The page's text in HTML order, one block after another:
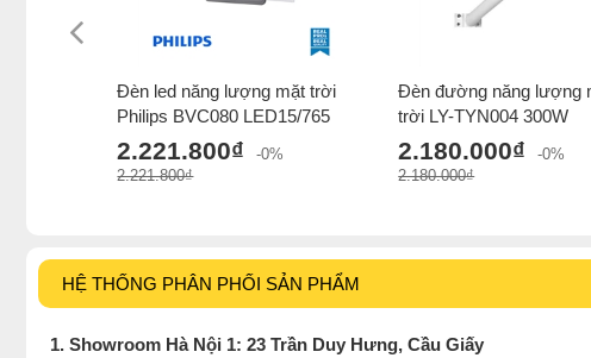
Đèn led năng lượng mặt trời
Philips BVC080 LED15/765
2.221.800₫
-0%
2.221.800₫
Đèn đường năng lượng
trời LY-TYN004 300W
2.180.000₫
-0%
2.180.000₫
HỆ THỐNG PHÂN PHỐI SẢN PHẨM
1. Showroom Hà Nội 1: 23 Trần Duy Hưng, Cầu Giấy